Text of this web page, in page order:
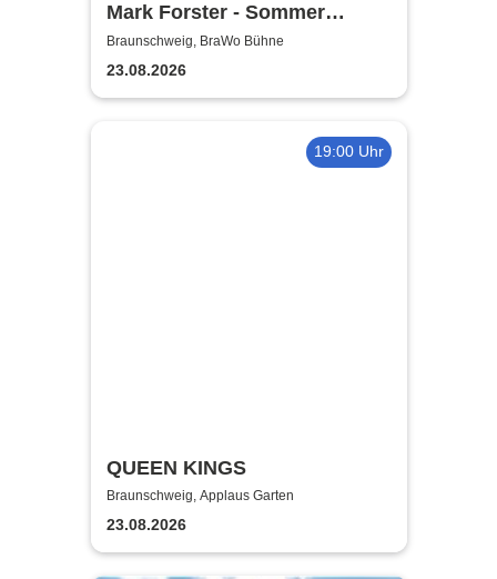
Mark Forster - Sommer
Shows 2026
Braunschweig, BraWo Bühne
23.08.2026
19:00 Uhr
QUEEN KINGS
Braunschweig, Applaus Garten
23.08.2026